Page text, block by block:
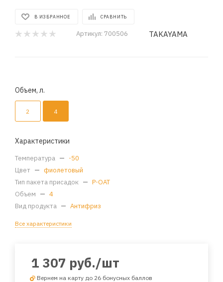
В ИЗБРАННОЕ СРАВНИТЬ
Артикул: 700506 TAKAYAMA
Объем, л.
2 4
Характеристики
Температура — -50
Цвет — фиолетовый
Тип пакета присадок — P-OAT
Объем — 4
Вид продукта — Антифриз
Все характеристики
1 307 руб./шт
Вернем на карту до 26 бонусных баллов